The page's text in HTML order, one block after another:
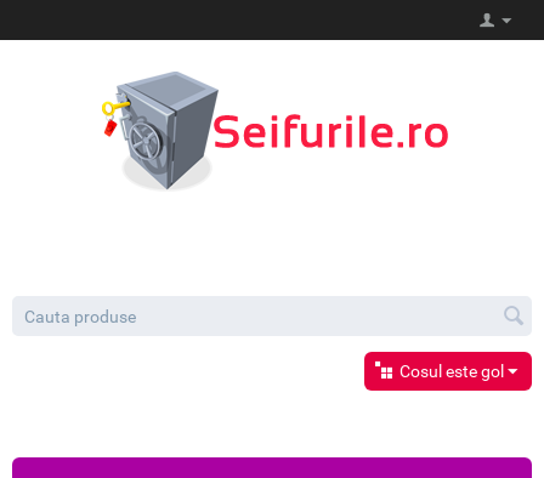
Cosul este gol